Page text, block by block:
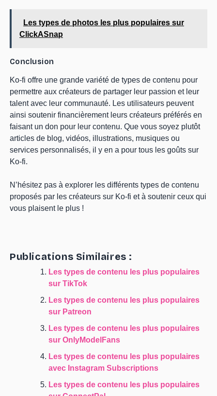
Les types de photos les plus populaires sur
ClickASnap
Conclusion
Ko-fi offre une grande variété de types de contenu pour
permettre aux créateurs de partager leur passion et leur
talent avec leur communauté. Les utilisateurs peuvent
ainsi soutenir financièrement leurs créateurs préférés en
faisant un don pour leur contenu. Que vous soyez plutôt
articles de blog, vidéos, illustrations, musiques ou
services personnalisés, il y en a pour tous les goûts sur
Ko-fi.
N’hésitez pas à explorer les différents types de contenu
proposés par les créateurs sur Ko-fi et à soutenir ceux qui
vous plaisent le plus !
Publications Similaires :
Les types de contenu les plus populaires
sur TikTok
Les types de contenu les plus populaires
sur Patreon
Les types de contenu les plus populaires
sur OnlyModelFans
Les types de contenu les plus populaires
avec Instagram Subscriptions
Les types de contenu les plus populaires